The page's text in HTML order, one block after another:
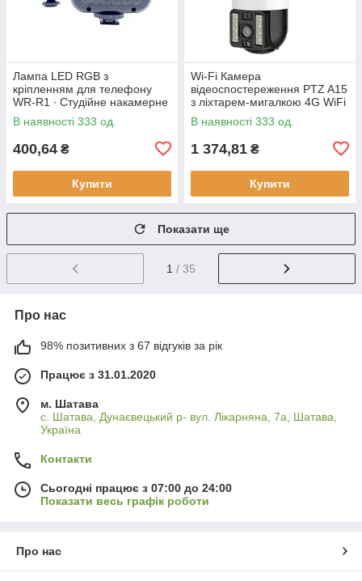
Лампа LED RGB з
кріпленням для телефону
WR-R1 ∙ Студійне накамерне
світло 3000-7000K
В наявності 333 од.
400,64 ₴
Купити
Wi-Fi Камера
відеоспостереження PTZ A15
з ліхтарем-мигалкою 4G WiFi
Вулична відеокамера з
керуванням від телефону,
В наявності 333 од.
1 374,81 ₴
Купити
Показати ще
1 / 35
Про нас
98% позитивних з 67 відгуків за рік
Працює з 31.01.2020
м. Шатава
с. Шатава, Дунаєвецький р- вул. Лікарняна, 7а, Шатава,
Україна
Контакти
Сьогодні працює з 07:00 до 24:00
Показати весь графік роботи
Про нас